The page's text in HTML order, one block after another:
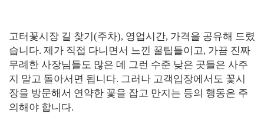
고터꽃시장 길 찾기(주차), 영업시간, 가격을 공유해 드렸
습니다. 제가 직접 다니면서 느낀 꿀팁들이고, 가끔 진짜
무례한 사장님들도 많은 데 그런 수준 낮은 곳들은 사주
지 말고 돌아서면 됩니다. 그러나 고객입장에서도 꽃시
장을 방문해서 연약한 꽃을 잡고 만지는 등의 행동은 주
의해야 합니다.